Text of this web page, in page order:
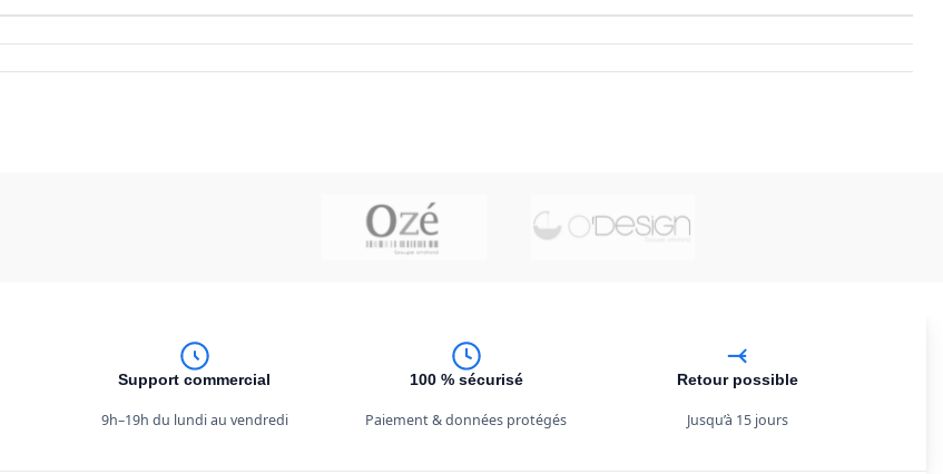
Support commercial
9h–19h du lundi au vendredi
100 % sécurisé
Paiement & données protégés
Retour possible
Jusqu’à 15 jours